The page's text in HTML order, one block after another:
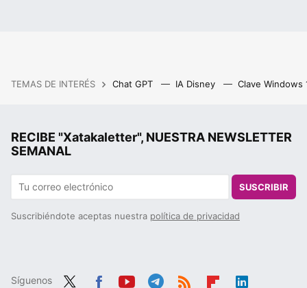
TEMAS DE INTERÉS Chat GPT IA Disney Clave Windows
RECIBE "Xatakaletter", NUESTRA NEWSLETTER
SEMANAL
SUSCRIBIR
Suscribiéndote aceptas nuestra política de privacidad
Síguenos